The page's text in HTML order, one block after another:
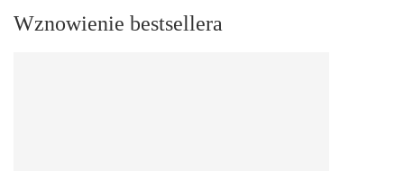
Wznowienie bestsellera